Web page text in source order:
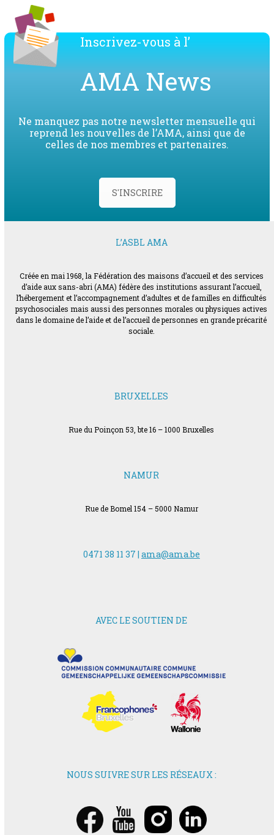
Inscrivez-vous à l’
AMA News
Ne manquez pas notre newsletter mensuelle qui
reprend les nouvelles de l’AMA, ainsi que de
celles de nos membres et partenaires.
S'INSCRIRE
L’ASBL AMA
Créée en mai 1968, la Fédération des maisons d’accueil et des services
d’aide aux sans-abri (AMA) fédère des institutions assurant l’accueil,
l’hébergement et l’accompagnement d’adultes et de familles en difficultés
psychosociales mais aussi des personnes morales ou physiques actives
dans le domaine de l’aide et de l’accueil de personnes en grande précarité
sociale.
BRUXELLES
Rue du Poinçon 53, bte 16 – 1000 Bruxelles
NAMUR
Rue de Bomel 154 – 5000 Namur
0471 38 11 37 | ama@ama.be
AVEC LE SOUTIEN DE
NOUS SUIVRE SUR LES RÉSEAUX :